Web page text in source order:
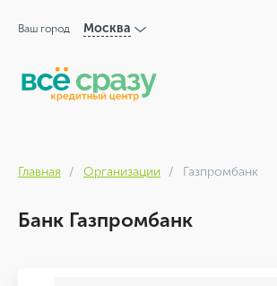
Ваш город Москва
Главная Организации Газпромбанк
Банк Газпромбанк